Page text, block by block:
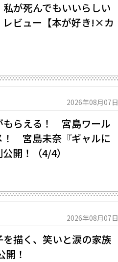
私が死んでもいいらしい
レビュー【本が好き!×カ
2026年08月07日
もらえる！ 宮島ワール
！ 宮島未奈『ギャルに
開！（4/4）
2026年08月07日
を描く、笑いと涙の家族
開！